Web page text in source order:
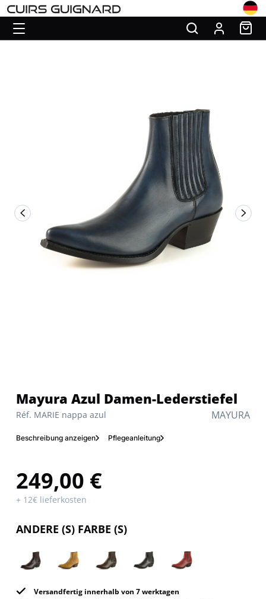
MAYURA
Réf. MARIE nappa azul
Mayura Azul Damen-Lederstiefel
Beschreibung anzeigen Pflegeanleitung
249,00 €
+ 12€ lieferkosten
ANDERE (S) FARBE (S)
Versandfertig innerhalb von 7 werktagen